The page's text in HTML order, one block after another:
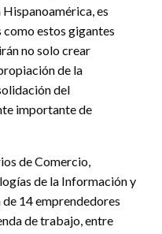
es
estos gigantes
no solo crear
de la
del
importante de
de Comercio,
de la Información y
de 14 emprendedores
de trabajo, entre